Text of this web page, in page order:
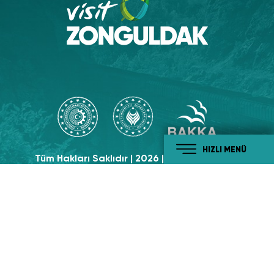
HIZLI MENÜ
Tüm Hakları Saklıdır | 2026 | Visit Zonguldak